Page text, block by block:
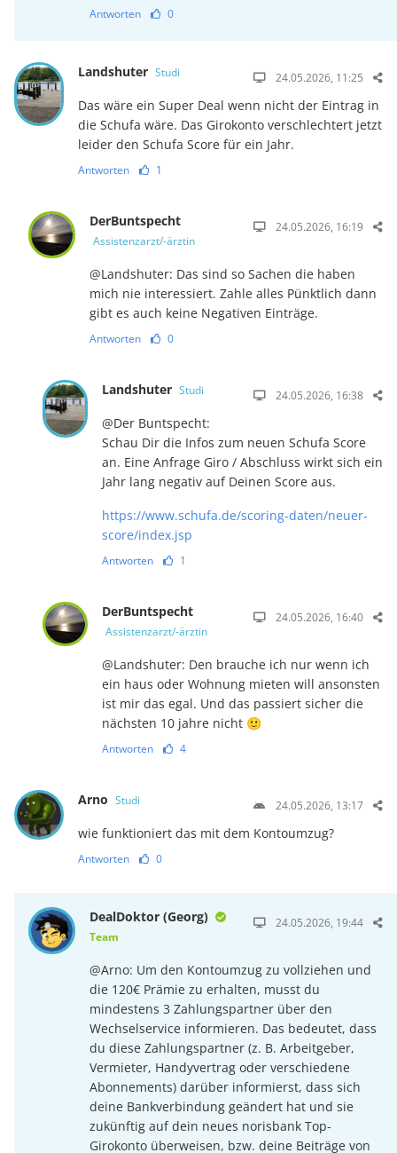
Antworten 0
Landshuter Studi 24.05.2026, 11:25
Das wäre ein Super Deal wenn nicht der Eintrag in
die Schufa wäre. Das Girokonto verschlechtert jetzt
leider den Schufa Score für ein Jahr.
Antworten 1
DerBuntspecht
Assistenzarzt/-ärztin
24.05.2026, 16:19
@Landshuter: Das sind so Sachen die haben
mich nie interessiert. Zahle alles Pünktlich dann
gibt es auch keine Negativen Einträge.
Antworten 0
Landshuter Studi 24.05.2026, 16:38
@Der Buntspecht:
Schau Dir die Infos zum neuen Schufa Score
an. Eine Anfrage Giro / Abschluss wirkt sich ein
Jahr lang negativ auf Deinen Score aus.
https://www.schufa.de/scoring-daten/neuer-
score/index.jsp
Antworten 1
DerBuntspecht
Assistenzarzt/-ärztin
24.05.2026, 16:40
@Landshuter: Den brauche ich nur wenn ich
ein haus oder Wohnung mieten will ansonsten
ist mir das egal. Und das passiert sicher die
nächsten 10 jahre nicht 🙂
Antworten 4
Arno Studi 24.05.2026, 13:17
wie funktioniert das mit dem Kontoumzug?
Antworten 0
DealDoktor (Georg)
Team
24.05.2026, 19:44
@Arno: Um den Kontoumzug zu vollziehen und
die 120€ Prämie zu erhalten, musst du
mindestens 3 Zahlungspartner über den
Wechselservice informieren. Das bedeutet, dass
du diese Zahlungspartner (z. B. Arbeitgeber,
Vermieter, Handyvertrag oder verschiedene
Abonnements) darüber informierst, dass sich
deine Bankverbindung geändert hat und sie
zukünftig auf dein neues norisbank Top-
Girokonto überweisen, bzw. deine Beiträge von